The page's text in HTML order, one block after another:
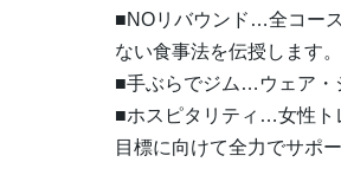
■NOリバウンド…全コー
ない食事法を伝授します。
■手ぶらでジム…ウェア・
■ホスピタリティ…女性ト
目標に向けて全力でサポ